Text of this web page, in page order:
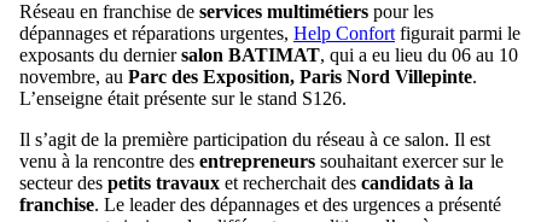
Réseau en franchise de services multimétiers pour les
dépannages et réparations urgentes, Help Confort figurait parmi le
exposants du derniersalon BATIMAT, qui a eu lieu du 06 au 10
novembre, au Parc des Exposition, Paris Nord Villepinte.
L’enseigne était présente sur le stand S126.
Il s’agit de la première participation du réseau à ce salon. Il est
venu à la rencontre des entrepreneurs souhaitant exercer sur le
secteur des petits travaux et recherchait des candidats à la
franchise. Le leader des dépannages et des urgences a présenté